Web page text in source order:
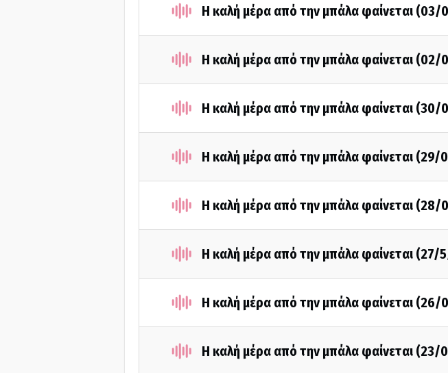
Η καλή μέρα από την μπάλα φαίνεται
Η καλή μέρα από την μπάλα φαίνεται
Η καλή μέρα από την μπάλα φαίνεται (30/
Η καλή μέρα από την μπάλα φαίνεται (29/
Η καλή μέρα από την μπάλα φαίνεται (28/
Η καλή μέρα από την μπάλα φαίνεται (27/
Η καλή μέρα από την μπάλα φαίνεται (26/
Η καλή μέρα από την μπάλα φαίνεται (23/